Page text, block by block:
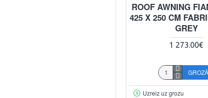
ROOF AWNING
425 X 250 CM
GREY
1 273.00€
GROZĀ
Uzreiz uz grozu